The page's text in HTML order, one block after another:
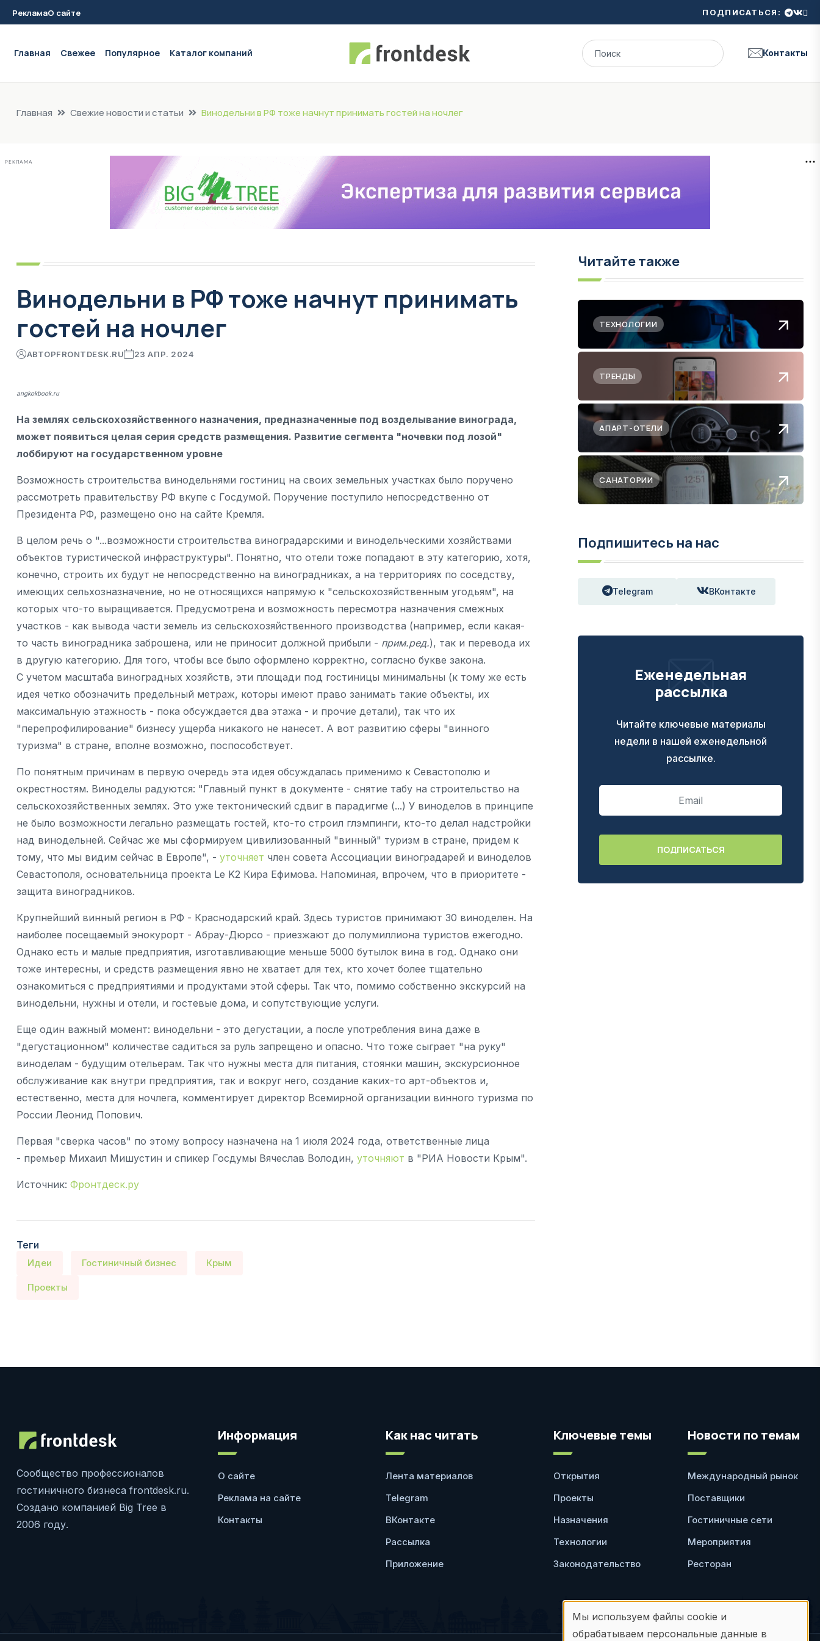
РекламаО сайте ПОДПИСАТЬСЯ:
Главная Свежее Популярное Каталог компаний Контакты
Главная Свежие новости и статьи Винодельни в РФ тоже начнут принимать гостей на ночлег
РЕКЛАМА
Винодельни в РФ тоже начнут принимать
гостей на ночлег
АВТОРFRONTDESK.RU 23 АПР. 2024
angkokbook.ru
На землях сельскохозяйственного назначения, предназначенные под возделывание винограда,
может появиться целая серия средств размещения. Развитие сегмента "ночевки под лозой"
лоббируют на государственном уровне
Возможность строительства винодельнями гостиниц на своих земельных участках было поручено
рассмотреть правительству РФ вкупе с Госдумой. Поручение поступило непосредственно от
Президента РФ, размещено оно на сайте Кремля.
В целом речь о "...возможности строительства виноградарскими и винодельческими хозяйствами
объектов туристической инфраструктуры". Понятно, что отели тоже попадают в эту категорию, хотя,
конечно, строить их будут не непосредственно на виноградниках, а на территориях по соседству,
имеющих сельхозназначение, но не относящихся напрямую к "сельскохозяйственным угодьям", на
которых что-то выращивается. Предусмотрена и возможность пересмотра назначения смежных
участков - как вывода части земель из сельскохозяйственного производства (например, если какая-
то часть виноградника заброшена, или не приносит должной прибыли - прим.ред.), так и перевода их
в другую категорию. Для того, чтобы все было оформлено корректно, согласно букве закона.
С учетом масштаба виноградных хозяйств, эти площади под гостиницы минимальны (к тому же есть
идея четко обозначить предельный метраж, которы имеют право занимать такие объекты, их
максимальную этажность - пока обсуждается два этажа - и прочие детали), так что их
"перепрофилирование" бизнесу ущерба никакого не нанесет. А вот развитию сферы "винного
туризма" в стране, вполне возможно, поспособствует.
По понятным причинам в первую очередь эта идея обсуждалась применимо к Севастополю и
окрестностям. Виноделы радуются: "Главный пункт в документе - снятие табу на строительство на
сельскохозяйственных землях. Это уже тектонический сдвиг в парадигме (...) У виноделов в принципе
не было возможности легально размещать гостей, кто-то строил глэмпинги, кто-то делал надстройки
над винодельней. Сейчас же мы сформируем цивилизованный "винный" туризм в стране, придем к
тому, что мы видим сейчас в Европе", - уточняет член совета Ассоциации виноградарей и виноделов
Севастополя, основательница проекта Le K2 Кира Ефимова. Напоминая, впрочем, что в приоритете -
защита виноградников.
Крупнейший винный регион в РФ - Краснодарский край. Здесь туристов принимают 30 виноделен. На
наиболее посещаемый энокурорт - Абрау-Дюрсо - приезжают до полумиллиона туристов ежегодно.
Однако есть и малые предприятия, изготавливающие меньше 5000 бутылок вина в год. Однако они
тоже интересны, и средств размещения явно не хватает для тех, кто хочет более тщательно
ознакомиться с предприятиями и продуктами этой сферы. Так что, помимо собственно экскурсий на
винодельни, нужны и отели, и гостевые дома, и сопутствующие услуги.
Еще один важный момент: винодельни - это дегустации, а после употребления вина даже в
"дегустационном" количестве садиться за руль запрещено и опасно. Что тоже сыграет "на руку"
виноделам - будущим отельерам. Так что нужны места для питания, стоянки машин, экскурсионное
обслуживание как внутри предприятия, так и вокруг него, создание каких-то арт-объектов и,
естественно, места для ночлега, комментирует директор Всемирной организации винного туризма по
России Леонид Попович.
Первая "сверка часов" по этому вопросу назначена на 1 июля 2024 года, ответственные лица
- премьер Михаил Мишустин и спикер Госдумы Вячеслав Володин, уточняют в "РИА Новости Крым".
Источник: Фронтдеск.ру
Теги
Идеи Гостиничный бизнес Крым
Проекты
Читайте также
ТЕХНОЛОГИИ
ТРЕНДЫ
АПАРТ-ОТЕЛИ
САНАТОРИИ
Подпишитесь на нас
Telegram ВКонтакте
Еженедельная
рассылка
Читайте ключевые материалы
недели в нашей еженедельной
рассылке.
Сообщество профессионалов
гостиничного бизнеса frontdesk.ru.
Создано компанией Big Tree в
2006 году.
Информация
О сайте
Реклама на сайте
Контакты
Как нас читать
Лента материалов
Telegram
ВКонтакте
Рассылка
Приложение
Ключевые темы
Открытия
Проекты
Назначения
Технологии
Законодательство
Новости по темам
Международный рынок
Поставщики
Гостиничные сети
Мероприятия
Ресторан
Использование
Мы используем файлы cookie и
обрабатываем персональные данные в